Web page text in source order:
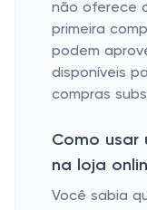
não oferece
primeira
podem
disponíveis
compras
Como usar
na loja
Você sabia